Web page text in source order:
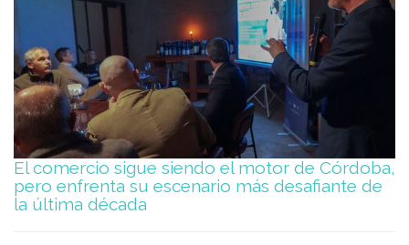
El comercio sigue siendo el motor de Córdoba,
pero enfrenta su escenario más desafiante de
la última década